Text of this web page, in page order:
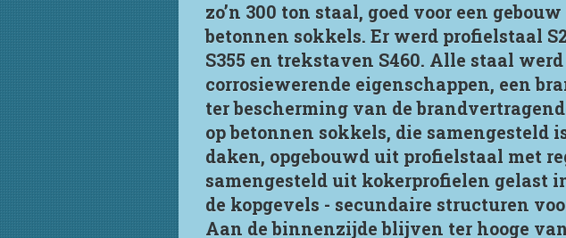
zo’n 300 ton staal, goed voor een
betonnen sokkels. Er werd profielstaal
S355 en trekstaven S460. Alle staal
corrosiewerende eigenschappen, een
ter bescherming van de
op betonnen sokkels, die samengesteld
daken, opgebouwd uit profielstaal met
samengesteld uit kokerprofielen gelast
de kopgevels - secundaire structuren
Aan de binnenzijde blijven ter hooge